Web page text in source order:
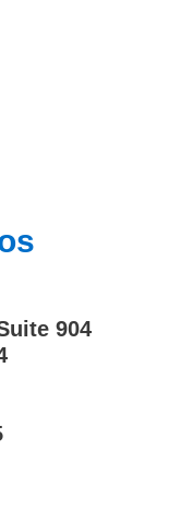
904